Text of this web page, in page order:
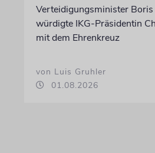
Verteidigungsminister
würdigte IKG-Präsidentin
mit dem Ehrenkreuz
von Luis Gruhler
01.08.2026